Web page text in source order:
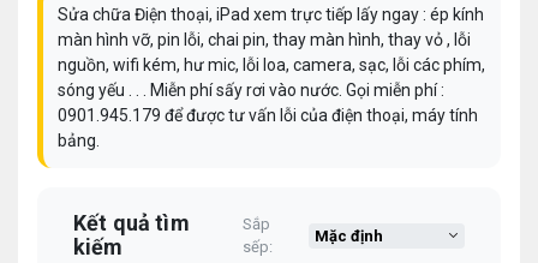
Sửa chữa Điện thoại, iPad xem trực tiếp lấy ngay : ép kính
màn hình vỡ, pin lỗi, chai pin, thay màn hình, thay vỏ , lỗi
nguồn, wifi kém, hư mic, lỗi loa, camera, sạc, lỗi các phím,
sóng yếu . . . Miễn phí sấy rơi vào nước. Gọi miễn phí :
0901.945.179 để được tư vấn lỗi của điện thoại, máy tính
bảng.
Kết quả tìm
kiếm
Sắp
sếp: